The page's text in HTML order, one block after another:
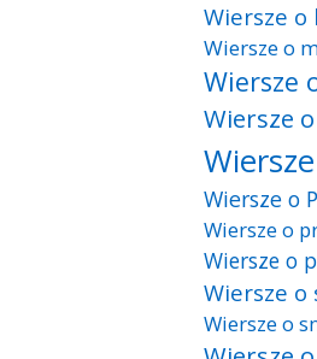
Wiersze o
Wiersze o
Wiersze
Wiersze
Wiersze o
Wiersze o
Wiersze o
Wiersze o
Wiersze o